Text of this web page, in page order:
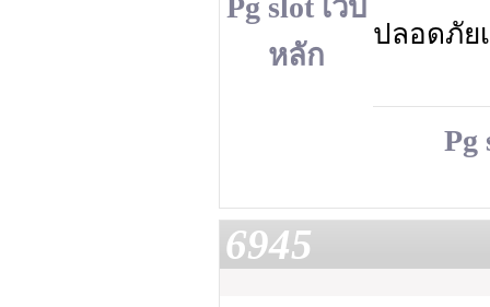
Pg slot เว็บ
หลัก
ปลอดภัย
Pg
6945